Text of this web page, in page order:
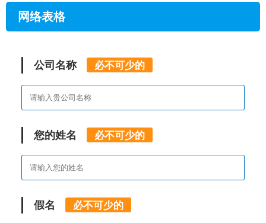
网络表格
公司名称 必不可少的
您的姓名 必不可少的
假名 必不可少的